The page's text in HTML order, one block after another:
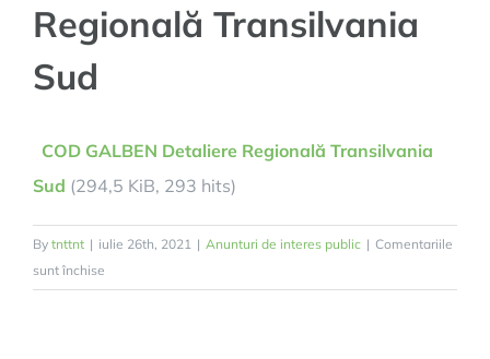
Regională Transilvania
Sud
COD GALBEN Detaliere Regională Transilvania
Sud (294,5 KiB, 293 hits)
By tnttnt | iulie 26th, 2021 | Anunturi de interes public | Comentariile
sunt închise
COD